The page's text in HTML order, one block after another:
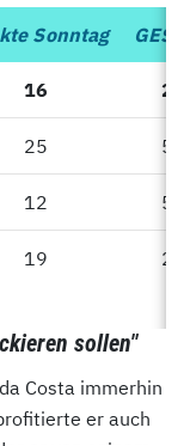
Sonntag
16 24
25 50
12 55
19 25
sollen"
Costa immerhin
er auch